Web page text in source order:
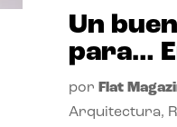
Un
para…
por Flat
Arquitectura,